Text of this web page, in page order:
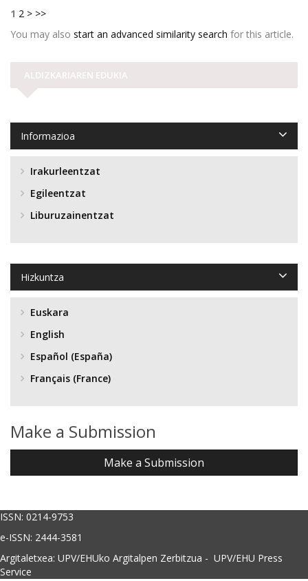
1 2 > >>
You may also start an advanced similarity search for this article.
ALDIZKARIAREN EDUKIA
Informazioa
Irakurleentzat
Egileentzat
Liburuzainentzat
Hizkuntza
Euskara
English
Español (España)
Français (France)
Make a Submission
Make a Submission
ISSN: 0214-9753
e-ISSN: 2444-3581
Argitaletxea: UPV/EHUko Argitalpen Zerbitzua - UPV/EHU Press
Service